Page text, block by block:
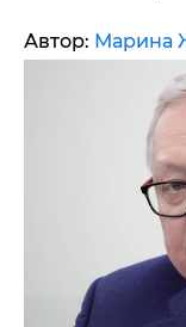
Автор: Марина